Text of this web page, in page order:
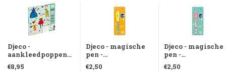
Djeco -
aankleedpoppen...
€8,95
Djeco - magische
pen -...
€2,50
Djeco - magische
pen -...
€2,50